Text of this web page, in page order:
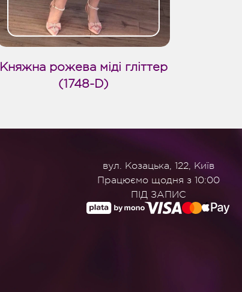
Княжна рожева міді гліттер
(1748-D)
вул. Козацька, 122, Київ
Працюємо щодня з 10:00
ПІД ЗАПИС